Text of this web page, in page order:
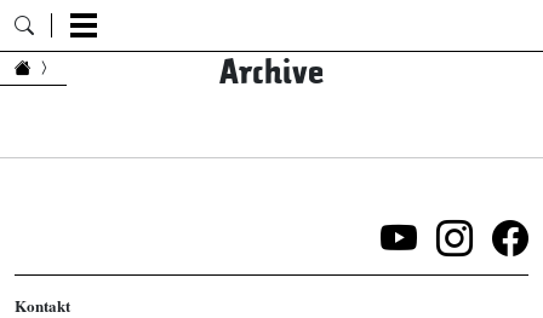
Zum Inhalt springen Archive
Kontakt